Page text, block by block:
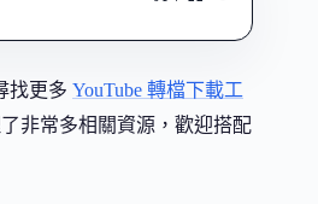
找更多 YouTube 轉檔下載工
了非常多相關資源，歡迎搭配